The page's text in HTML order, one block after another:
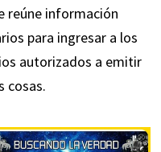
reúne información
para ingresar a los
autorizados a emitir
cosas.